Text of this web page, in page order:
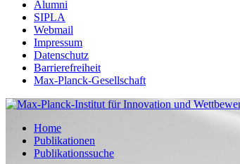
Alumni
SIPLA
Webmail
Impressum
Datenschutz
Barrierefreiheit
Max-Planck-Gesellschaft
Home
Publikationen
Publikationssuche